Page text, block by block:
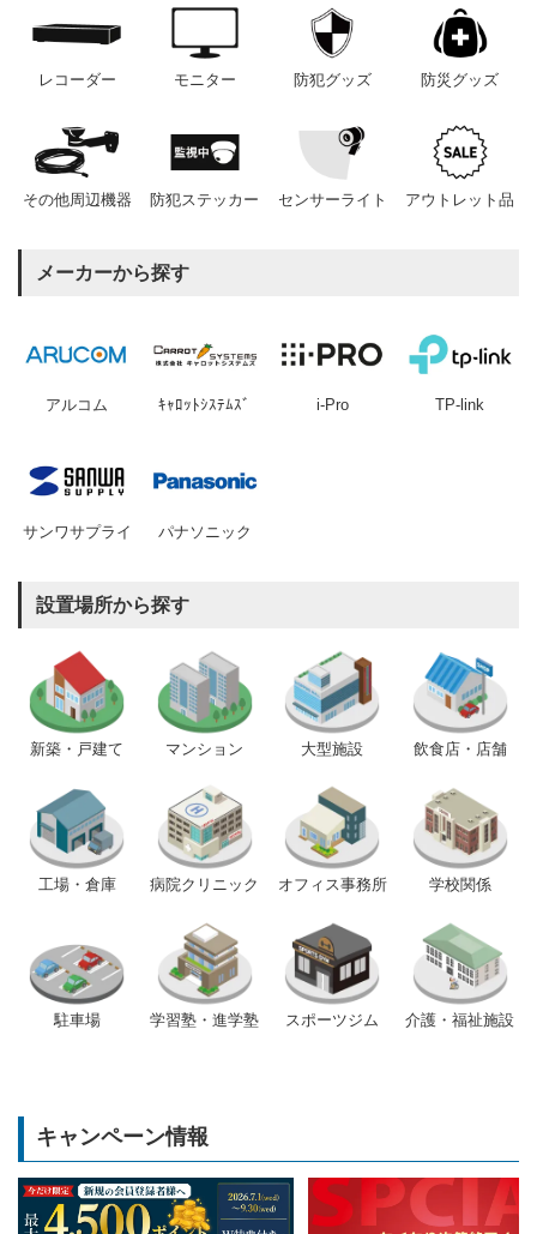
レコーダー モニター 防犯グッズ 防災グッズ
その他周辺機器 防犯ステッカー センサーライト アウトレット品
メーカーから探す
アルコム ｷｬﾛｯﾄｼｽﾃﾑｽﾞ i-Pro TP-link
サンワサプライ パナソニック
設置場所から探す
新築・戸建て マンション 大型施設 飲食店・店舗
工場・倉庫 病院クリニック オフィス事務所 学校関係
駐車場 学習塾・進学塾 スポーツジム 介護・福祉施設
キャンペーン情報